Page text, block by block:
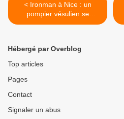
< Ironman à Nice : un
pompier vésulien se
prépare à plonger au cœur
Hébergé par Overblog
Top articles
Pages
Contact
Signaler un abus